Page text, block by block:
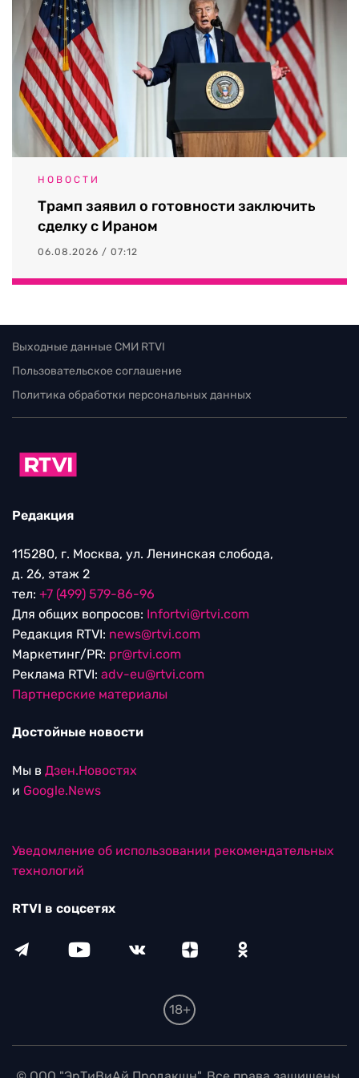
НОВОСТИ
Трамп заявил о готовности заключить
сделку с Ираном
06.08.2026 / 07:12
Выходные данные СМИ RTVI
Пользовательское соглашение
Политика обработки персональных данных
Редакция
115280, г. Москва, ул. Ленинская слобода,
д. 26, этаж 2
тел: +7 (499) 579-86-96
Для общих вопросов: Infortvi@rtvi.com
Редакция RTVI: news@rtvi.com
Маркетинг/PR: pr@rtvi.com
Реклама RTVI: adv-eu@rtvi.com
Партнерские материалы
Достойные новости
Мы в Дзен.Новостях
и Google.News
Уведомление об использовании рекомендательных
технологий
RTVI в соцсетях
18+